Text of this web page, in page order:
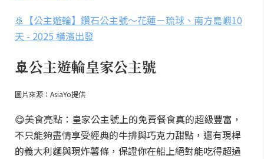
🚢【公主遊輪】鑽石公主號～花蓮－琉球、南方島嶼10
天 - 2025 橫濱出發
🚢公主遊輪皇家公主號
圖片來源：AsiaYo提供
😋美食亮點：皇家公主號上的免費餐食真的超級豐富，
不只能夠盡情享受經典的牛排與巧克力甜點，還有現桿
的義大利麵與現炸薯條，保證你在船上絕對能吃得超過